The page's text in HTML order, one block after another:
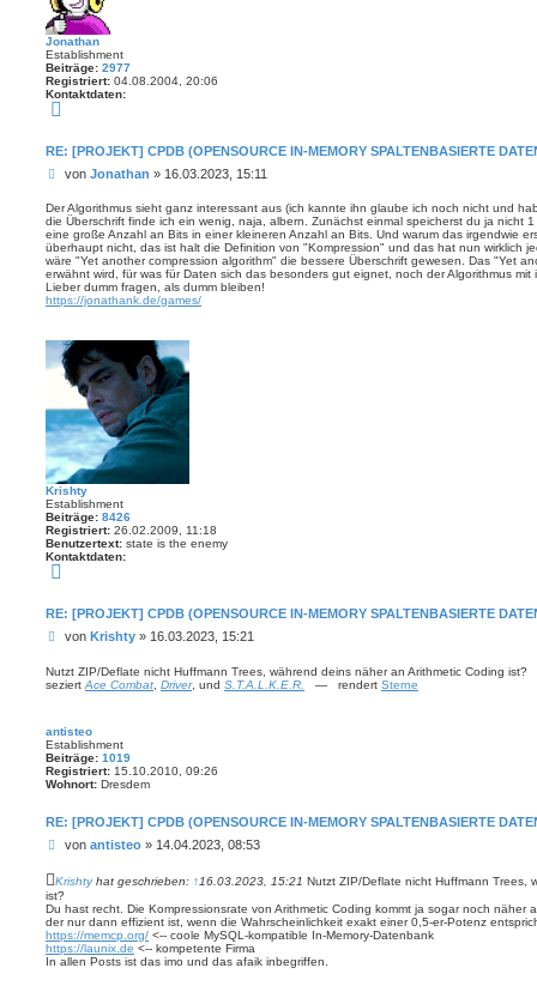
Jonathan
Establishment
Beiträge: 2977
Registriert: 04.08.2004, 20:06
Kontaktdaten:
t
a
k
a
t
e
n
v
o
n
J
a
a
RE: [PROJEKT] CPDB (OPENSOURCE IN-MEMORY SPALTENBASIERTE
B
i
t
r
a
g
von Jonathan » 16.03.2023, 15:11
Der Algorithmus sieht ganz interessant aus (ich kannte ihn glaube ich noch nicht und
die Überschrift finde ich ein wenig, naja, albern. Zunächst einmal speicherst du ja nicht
eine große Anzahl an Bits in einer kleineren Anzahl an Bits. Und warum das irgendwie
überhaupt nicht, das ist halt die Definition von "Kompression" und das hat nun wirklich
wäre "Yet another compression algorithm" die bessere Überschrift gewesen. Das "Yet
erwähnt wird, für was für Daten sich das besonders gut eignet, noch der Algorithmus
Lieber dumm fragen, als dumm bleiben!
https://jonathank.de/games/
Krishty
Establishment
Beiträge: 8426
Registriert: 26.02.2009, 11:18
Benutzertext: state is the enemy
Kontaktdaten:
t
a
k
a
t
v
o
n
K
r
i
h
t
y
RE: [PROJEKT] CPDB (OPENSOURCE IN-MEMORY SPALTENBASIERTE
B
i
t
g
von Krishty» 16.03.2023, 15:21
Nutzt ZIP/Deflate nicht Huffmann Trees, während deins näher an Arithmetic Coding ist?
seziert Ace Combat Driver, und S.T.A.L.K.E.R. — rendert Sterne
antisteo
Establishment
Beiträge: 1019
Registriert: 15.10.2010, 09:26
Wohnort: Dresdem
RE: [PROJEKT] CPDB (OPENSOURCE IN-MEMORY SPALTENBASIERTE
B
i
t
r
a
g
von antisteo» 14.04.2023, 08:53
Krishtyhat geschrieben: ↑16.03.2023, 15:21 Nutzt ZIP/Deflate nicht Huffmann Trees,
ist?
Du hast recht. Die Kompressionsrate von Arithmetic Coding kommt ja sogar noch näher
der nur dann effizient ist, wenn die Wahrscheinlichkeit exakt einer 0,5-er-Potenz
https://memcp.org/ <-- coole MySQL-kompatible In-Memory-Datenbank
https://launix.de <-- kompetente Firma
In allen Posts ist das imo und das afaik inbegriffen.